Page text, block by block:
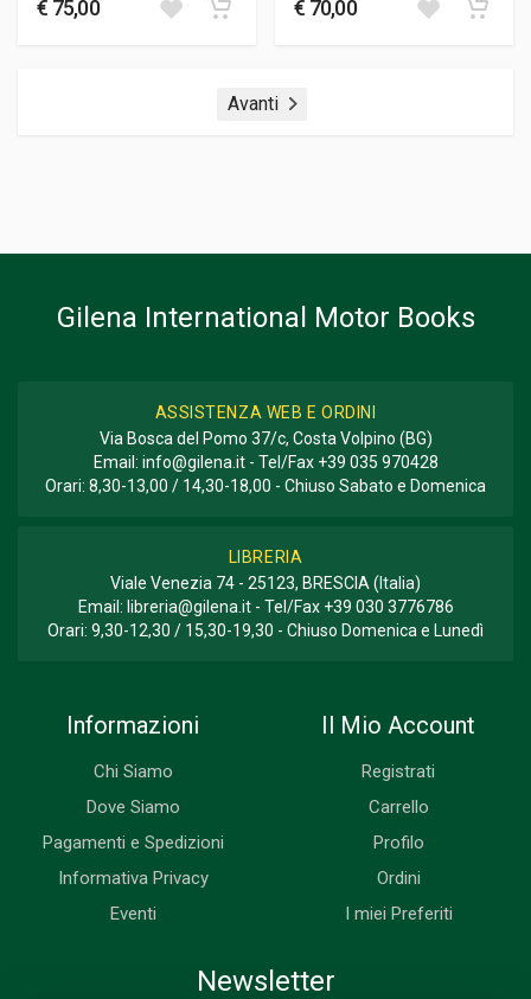
€ 75,00 € 70,00
Avanti
Gilena International Motor Books
ASSISTENZA WEB E ORDINI
Via Bosca del Pomo 37/c, Costa Volpino (BG)
Email: info@gilena.it- Tel/Fax +39 035 970428
Orari: 8,30-13,00 / 14,30-18,00 - Chiuso Sabato e Domenica
LIBRERIA
Viale Venezia 74 - 25123, BRESCIA (Italia)
Email: libreria@gilena.it- Tel/Fax +39 030 3776786
Orari: 9,30-12,30 / 15,30-19,30 - Chiuso Domenica e Lunedì
Informazioni
Chi Siamo
Dove Siamo
Pagamenti e Spedizioni
Informativa Privacy
Eventi
Il Mio Account
Registrati
Carrello
Profilo
Ordini
I miei Preferiti
Newsletter